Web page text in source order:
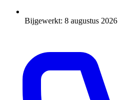
Bijgewerkt: 8 augustus 2026